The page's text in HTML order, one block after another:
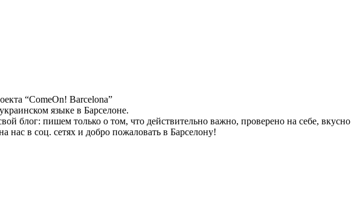
“ComeOn! Barcelona”
языке в Барселоне.
блог: пишем только о том, что действительно важно, проверено на себе,
нас в соц. сетях и добро пожаловать в Барселону!